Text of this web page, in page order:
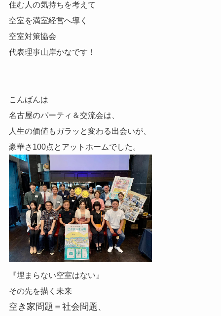
住む人の気持ちを考えて
空室を満室経営へ導く
空室対策協会
代表理事山岸かなです！
こんばんは
名古屋のパーティ＆交流会は、
人生の価値もガラッと変わる出会いが、
豪華さ100点とアットホームでした。
『埋まらない空室はない』
その先を描く未来
空き家問題＝社会問題、